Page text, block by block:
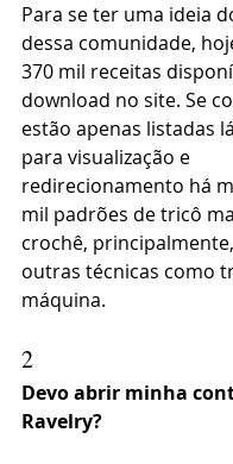
Para se ter uma ideia
dessa comunidade,
370 mil receitas
download no site. Se
estão apenas listadas
para visualização e
redirecionamento há
mil padrões de tricô
crochê,
outras técnicas como
máquina.
2
Devo abrir minha
Ravelry?